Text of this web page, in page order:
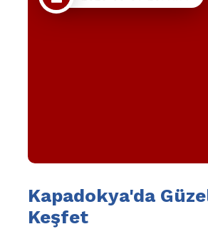
Kapadokya'da
Keşfet